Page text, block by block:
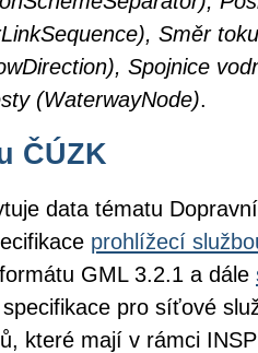
Směr
Spojnice
(WaterwayNode).
ČÚZK
data tématu
prohlížecí
GML 3.2.1 a dále
pro síťové
které mají v rámci